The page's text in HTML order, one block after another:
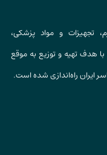
تجهیزات و مواد پزشکی،
هدف تهیه و توزیع به موقع
ایران راه‌اندازی شده است.